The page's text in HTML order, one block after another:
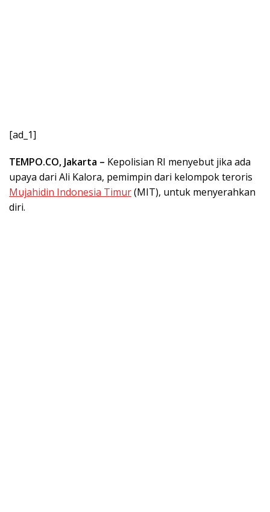
[ad_1]
TEMPO.CO, Jakarta – Kepolisian RI menyebut jika ada
upaya dari Ali Kalora, pemimpin dari kelompok teroris
Mujahidin Indonesia Timur(MIT), untuk menyerahkan
diri.